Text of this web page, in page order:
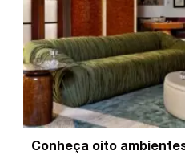
Conheça oito